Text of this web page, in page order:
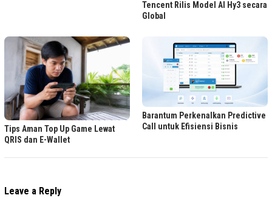
Tencent Rilis Model AI Hy3 secara
Global
Tips Aman Top Up Game Lewat
QRIS dan E-Wallet
Barantum Perkenalkan Predictive
Call untuk Efisiensi Bisnis
Leave a Reply